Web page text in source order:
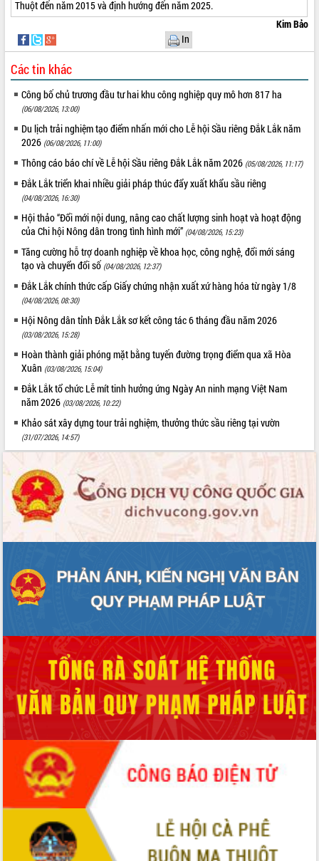
Thuột đến năm 2015 và định hướng đến năm 2025.
Kim Bảo
In
Các tin khác
Công bố chủ trương đầu tư hai khu công nghiệp quy mô hơn 817 ha
(06/08/2026, 13:00)
Du lịch trải nghiệm tạo điểm nhấn mới cho Lễ hội Sầu riêng Đắk Lắk năm
2026 (06/08/2026, 11:00)
Thông cáo báo chí về Lễ hội Sầu riêng Đắk Lắk năm 2026 (05/08/2026, 11:17)
Đắk Lắk triển khai nhiều giải pháp thúc đẩy xuất khẩu sầu riêng
(04/08/2026, 16:30)
Hội thảo “Đổi mới nội dung, nâng cao chất lượng sinh hoạt và hoạt động
của Chi hội Nông dân trong tình hình mới” (04/08/2026, 15:23)
Tăng cường hỗ trợ doanh nghiệp về khoa học, công nghệ, đổi mới sáng
tạo và chuyển đổi số (04/08/2026, 12:37)
Đắk Lắk chính thức cấp Giấy chứng nhận xuất xứ hàng hóa từ ngày 1/8
(04/08/2026, 08:30)
Hội Nông dân tỉnh Đắk Lắk sơ kết công tác 6 tháng đầu năm 2026
(03/08/2026, 15:28)
Hoàn thành giải phóng mặt bằng tuyến đường trọng điểm qua xã Hòa
Xuân (03/08/2026, 15:04)
Đắk Lắk tổ chức Lễ mít tinh hưởng ứng Ngày An ninh mạng Việt Nam
năm 2026 (03/08/2026, 10:22)
Khảo sát xây dựng tour trải nghiệm, thưởng thức sầu riêng tại vườn
(31/07/2026, 14:57)